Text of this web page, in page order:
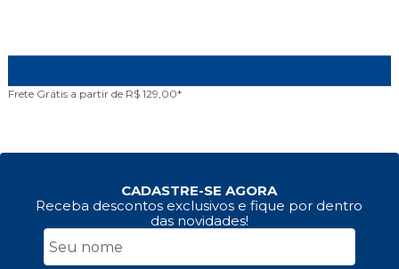
Frete Grátis a partir de R$ 129,00*
CADASTRE-SE AGORA
Receba descontos exclusivos e fique por dentro
das novidades!